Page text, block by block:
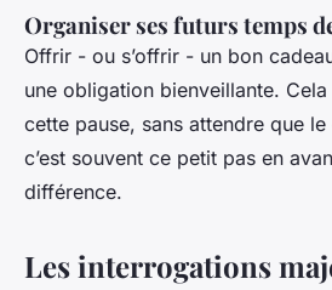
Organiser ses futurs temps
Offrir - ou s’offrir - un bon
une obligation bienveillante.
cette pause, sans attendre que
c’est souvent ce petit pas en
différence.
Les interrogations